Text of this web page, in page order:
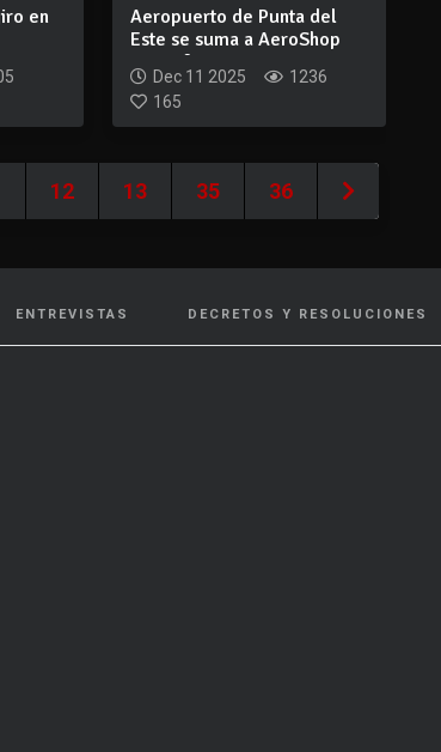
en
Aeropuerto de Punta del
Este se suma a AeroShop
para ofrecer...
Dec 11 2025
1236
165
12 13 35 36
ENTREVISTAS DECRETOS Y RESOLUCIONES